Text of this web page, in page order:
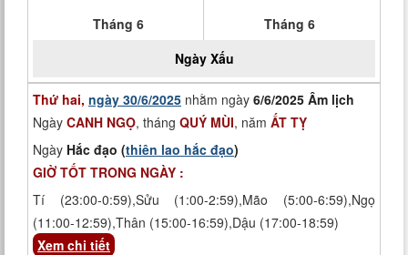
Tháng 6
Tháng 6
Ngày Xấu
Thứ hai, ngày 30/6/2025 nhằm ngày 6/6/2025 Âm lịch
Ngày CANH NGỌ, tháng QUÝ MÙI, năm ẤT TỴ
Ngày Hắc đạo (thiên lao hắc đạo)
GIỜ TỐT TRONG NGÀY :
Tí (23:00-0:59),Sửu (1:00-2:59),Mão (5:00-6:59),Ngọ
(11:00-12:59),Thân (15:00-16:59),Dậu (17:00-18:59)
Xem chi tiết